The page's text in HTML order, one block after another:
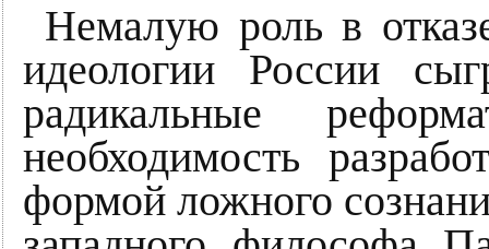
Немалую роль в
идеологии России
радикальные
необходимость
формой ложного